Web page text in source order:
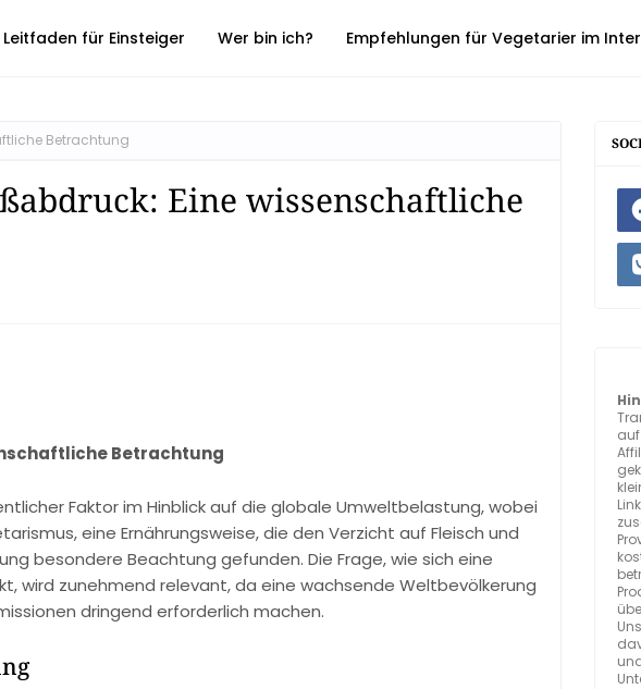
Leitfaden für Einsteiger Wer bin ich? Empfehlungen für Vegetarier im
Betrachtung
Eine wissenschaftliche
Betrachtung
Faktor im Hinblick auf die globale Umweltbelastung, wobei
eine Ernährungsweise, die den Verzicht auf Fleisch und
besondere Beachtung gefunden. Die Frage, wie sich eine
wird zunehmend relevant, da eine wachsende Weltbevölkerung
dringend erforderlich machen.